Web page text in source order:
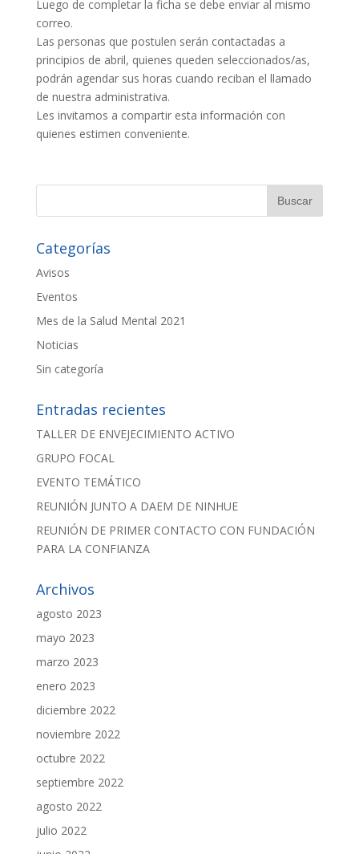
Luego de completar la ficha se debe enviar al mismo
correo.
Las personas que postulen serán contactadas a
principios de abril, quienes queden seleccionados/as,
podrán agendar sus horas cuando reciban el llamado
de nuestra administrativa.
Les invitamos a compartir esta información con
quienes estimen conveniente.
Categorías
Avisos
Eventos
Mes de la Salud Mental 2021
Noticias
Sin categoría
Entradas recientes
TALLER DE ENVEJECIMIENTO ACTIVO
GRUPO FOCAL
EVENTO TEMÁTICO
REUNIÓN JUNTO A DAEM DE NINHUE
REUNIÓN DE PRIMER CONTACTO CON FUNDACIÓN
PARA LA CONFIANZA
Archivos
agosto 2023
mayo 2023
marzo 2023
enero 2023
diciembre 2022
noviembre 2022
octubre 2022
septiembre 2022
agosto 2022
julio 2022